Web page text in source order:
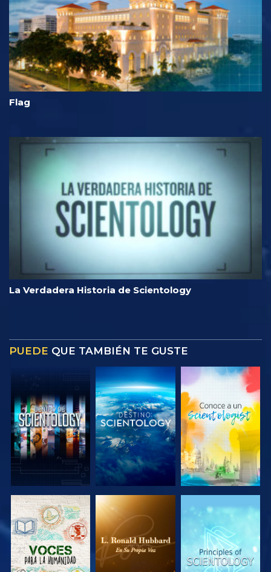
Flag
La Verdadera Historia de Scientology
PUEDE QUE TAMBIÉN TE GUSTE
EXPLORA LAS
SERIES
EXPLORA LAS
SERIES
EXPLORA LAS
SERIES